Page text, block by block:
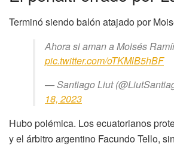
Terminó siendo balón atajado por
Ahora si aman a Moisés
pic.twitter.com/oTKMlB5hBF
— Santiago Liut
18, 2023
Hubo polémica. Los ecuatorianos
y el árbitro argentino Facundo Tello,